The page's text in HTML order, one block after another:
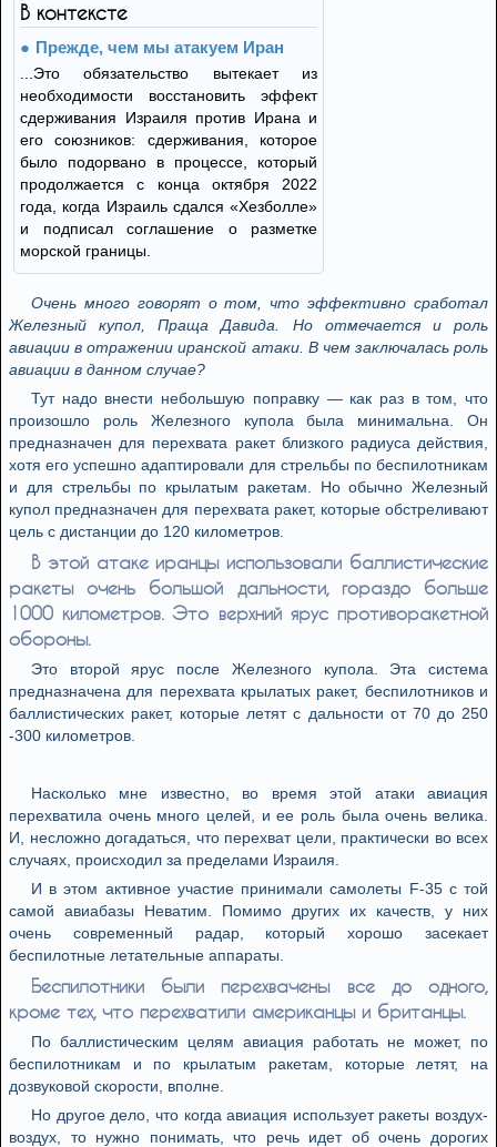
В контексте
Прежде, чем мы атакуем Иран
...Это обязательство вытекает из
необходимости восстановить эффект
сдерживания Израиля против Ирана и
его союзников: сдерживания, которое
было подорвано в процессе, который
продолжается с конца октября 2022
года, когда Израиль сдался «Хезболле»
и подписал соглашение о разметке
морской границы.
Очень много говорят о том, что эффективно сработал
Железный купол, Праща Давида. Но отмечается и роль
авиации в отражении иранской атаки. В чем заключалась роль
авиации в данном случае?
Тут надо внести небольшую поправку — как раз в том, что
произошло роль Железного купола была минимальна. Он
предназначен для перехвата ракет близкого радиуса действия,
хотя его успешно адаптировали для стрельбы по беспилотникам
и для стрельбы по крылатым ракетам. Но обычно Железный
купол предназначен для перехвата ракет, которые обстреливают
цель с дистанции до 120 километров.
В этой атаке иранцы использовали баллистические
ракеты очень большой дальности, гораздо больше
1000 километров. Это верхний ярус противоракетной
обороны.
Это второй ярус после Железного купола. Эта система
предназначена для перехвата крылатых ракет, беспилотников и
баллистических ракет, которые летят с дальности от 70 до 250
-300 километров.
Насколько мне известно, во время этой атаки авиация
перехватила очень много целей, и ее роль была очень велика.
И, несложно догадаться, что перехват цели, практически во всех
случаях, происходил за пределами Израиля.
И в этом активное участие принимали самолеты F-35 с той
самой авиабазы Неватим. Помимо других их качеств, у них
очень современный радар, который хорошо засекает
беспилотные летательные аппараты.
Беспилотники были перехвачены все до одного,
кроме тех, что перехватили американцы и британцы.
По баллистическим целям авиация работать не может, по
беспилотникам и по крылатым ракетам, которые летят, на
дозвуковой скорости, вполне.
Но другое дело, что когда авиация использует ракеты воздух-
воздух, то нужно понимать, что речь идет об очень дорогих